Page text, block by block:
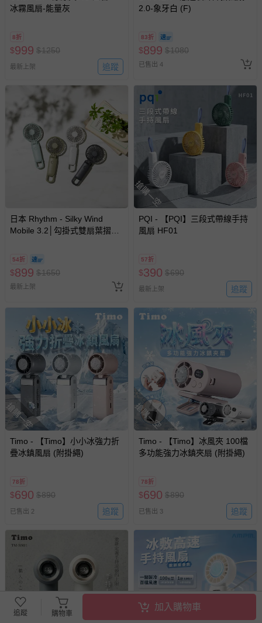
冰霧風扇-能量灰
8折
$999 $1250
最新上架 追蹤
2.0-象牙白 (F)
83折
$899 $1080
已售出 4
日本 Rhythm - Silky Wind
Mobile 3.2│勾掛式雙扇葉摺疊
54折
$899 $1650
最新上架
搶購一空
PQI - 【PQI】三段式帶線手持
風扇 HF01
57折
$390 $690
最新上架 追蹤
搶購一空
Timo - 【Timo】小小冰強力折
疊冰鎮風扇 (附掛繩)
78折
$690 $890
已售出 2 追蹤
搶購一空
Timo - 【Timo】冰風夾 100檔
多功能強力冰鎮夾扇 (附掛繩)
78折
$690 $890
已售出 3 追蹤
追蹤 購物車
加入購物車